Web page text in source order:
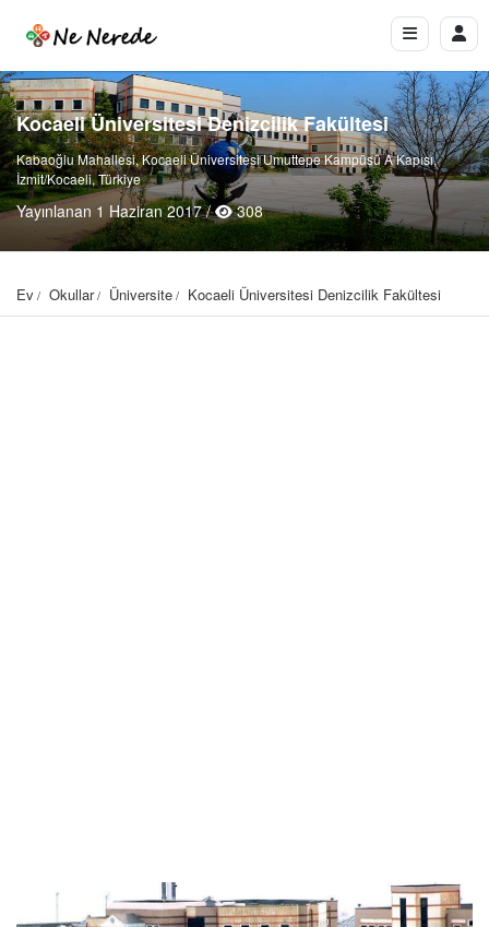
Kocaeli Üniversitesi Denizcilik Fakültesi
Kabaoğlu Mahallesi, Kocaeli Üniversitesi Umuttepe Kampüsü A Kapısı,
İzmit/Kocaeli, Türkiye
Yayınlanan 1 Haziran 2017 / 308
Ev Okullar Üniversite Kocaeli Üniversitesi Denizcilik Fakültesi